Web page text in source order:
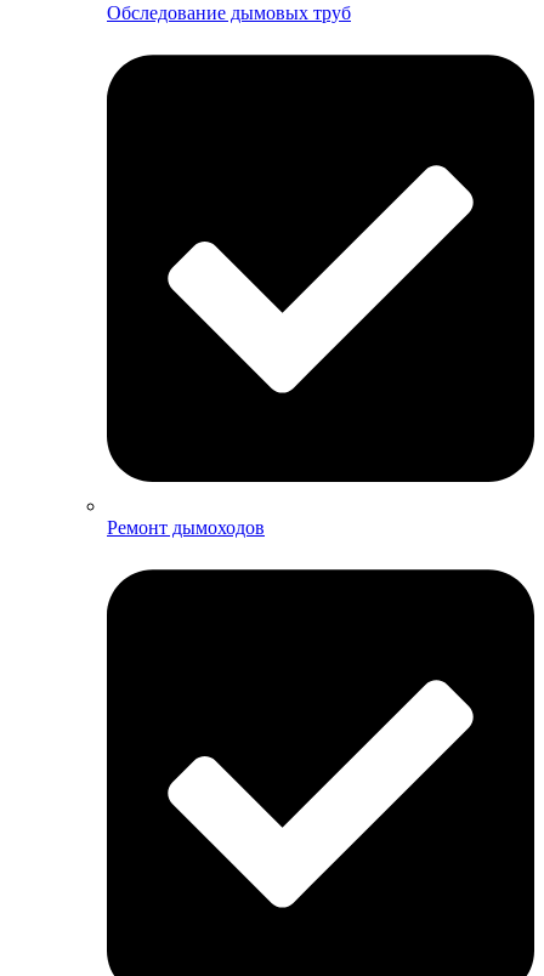
Обследование дымовых труб
Ремонт дымоходов